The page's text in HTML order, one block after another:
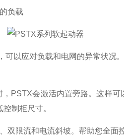
负载
以应对负载和电网的异常状况
会激活内置旁路。这样可
制柜尺寸。
限流和电流斜坡。帮助您全面